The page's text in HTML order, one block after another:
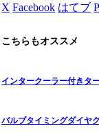
X Facebook はてブ
こちらもオススメ
インタークーラー付きタ
バルブタイミングダイヤ